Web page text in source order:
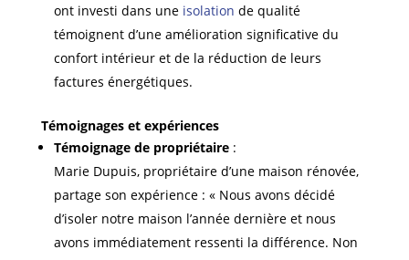
ont investi dans une isolation de qualité
témoignent d’une amélioration significative du
confort intérieur et de la réduction de leurs
factures énergétiques.
Témoignages et expériences
Témoignage de propriétaire:
Marie Dupuis, propriétaire d’une maison rénovée,
partage son expérience : « Nous avons décidé
d’isoler notre maison l’année dernière et nous
avons immédiatement ressenti la différence. Non